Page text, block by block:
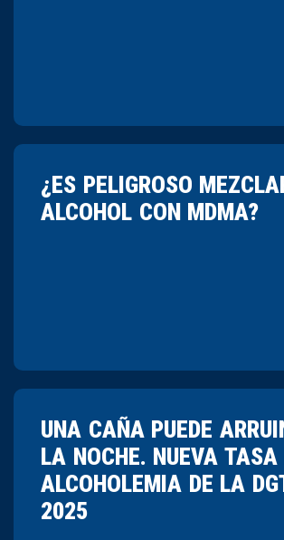
¿ES PELIGROSO
ALCOHOL CON MDMA?
UNA CAÑA PUEDE
LA NOCHE. NUEVA TASA
ALCOHOLEMIA DE LA
2025